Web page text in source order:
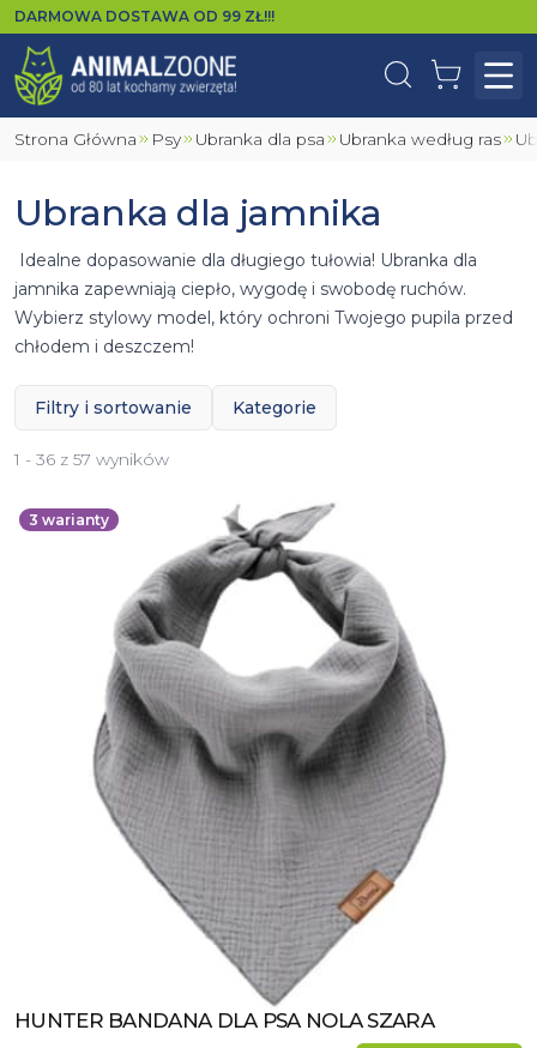
DARMOWA DOSTAWA OD 99 ZŁ!!!
WyszukajKoszyk
Strona Główna Psy Ubranka dla psa Ubranka według ras
Ubranka dla jamnika
Idealne dopasowanie dla długiego tułowia! Ubranka dla
jamnika zapewniają ciepło, wygodę i swobodę ruchów.
Wybierz stylowy model, który ochroni Twojego pupila przed
chłodem i deszczem!
Filtry i sortowanie Kategorie
1 - 36 z 57 wyników
3 warianty
Zobacz produkt
HUNTER BANDANA DLA PSA NOLA SZARA